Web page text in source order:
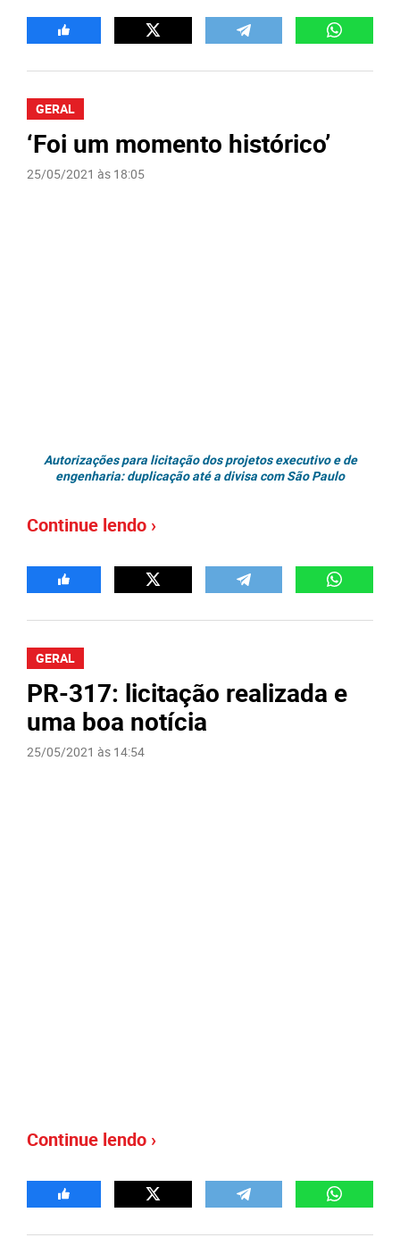
GERAL
‘Foi um momento histórico’
25/05/2021 às 18:05
Autorizações para licitação dos projetos executivo e de
engenharia: duplicação até a divisa com São Paulo
Continue lendo ›
GERAL
PR-317: licitação realizada e
uma boa notícia
25/05/2021 às 14:54
Continue lendo ›